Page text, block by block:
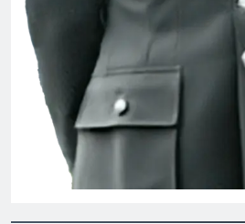
Thiệp mời tham
3 Years Ago
CSVSQ Trần Văn
3 Years Ago
Tagore)